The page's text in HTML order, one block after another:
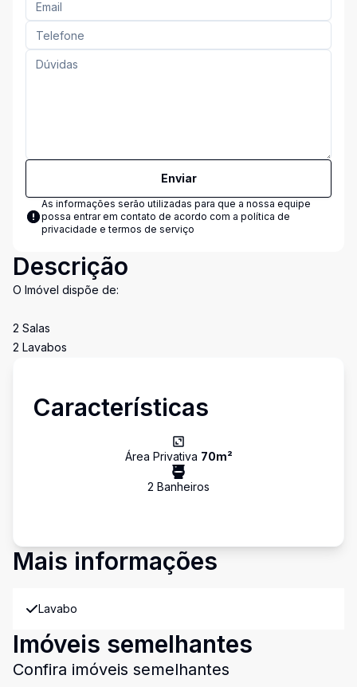
Enviar
As informações serão utilizadas para que a nossa equipe
possa entrar em contato de acordo com a política de
privacidade e termos de serviço
Descrição
O Imóvel dispõe de:
2 Salas
2 Lavabos
Características
Área Privativa 70m²
2 Banheiros
Mais informações
Lavabo
Imóveis semelhantes
Confira imóveis semelhantes